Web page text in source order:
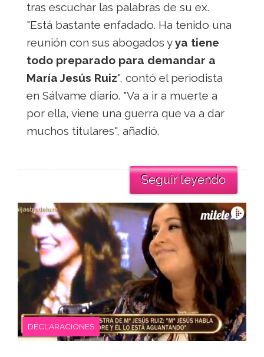
tras escuchar las palabras de su ex.
"Está bastante enfadado. Ha tenido una
reunión con sus abogados yya tiene
todo preparado para demandar a
María Jesús Ruiz", contó el periodista
en Sálvame diario. "Va a ir a muerte a
por ella, viene una guerra que va a dar
muchos titulares", añadió.
Seguir leyendo
DECLARACIONES